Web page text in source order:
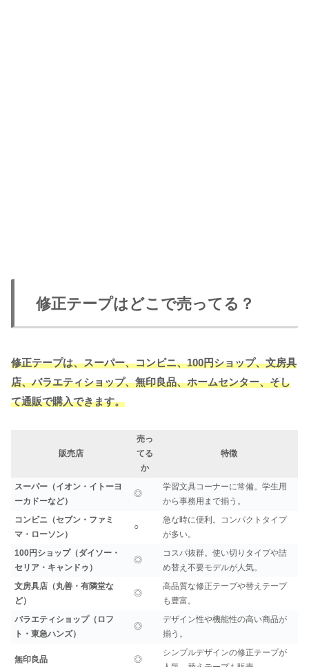
修正テープはどこで売ってる？
修正テープは、スーパー、コンビニ、100円ショップ、文房具
店、バラエティショップ、無印良品、ホームセンター、そし
て通販で購入できます。
販売店
売っ
てる
か
特徴
スーパー（イオン・イトーヨ
ーカドーなど）
◎
学習文具コーナーに常備。学生用
から事務用まで揃う。
コンビニ（セブン・ファミ
マ・ローソン）
○
急な時に便利。コンパクトタイプ
が多い。
100円ショップ（ダイソー・
セリア・キャンドゥ）
◎
コスパ抜群。使い切りタイプや詰
め替え不要モデルが人気。
文房具店（丸善・有隣堂な
ど）
◎
高品質な修正テープや替えテープ
も豊富。
バラエティショップ（ロフ
ト・東急ハンズ）
◎
デザイン性や機能性の高い商品が
揃う。
無印良品 ◎
シンプルデザインの修正テープが